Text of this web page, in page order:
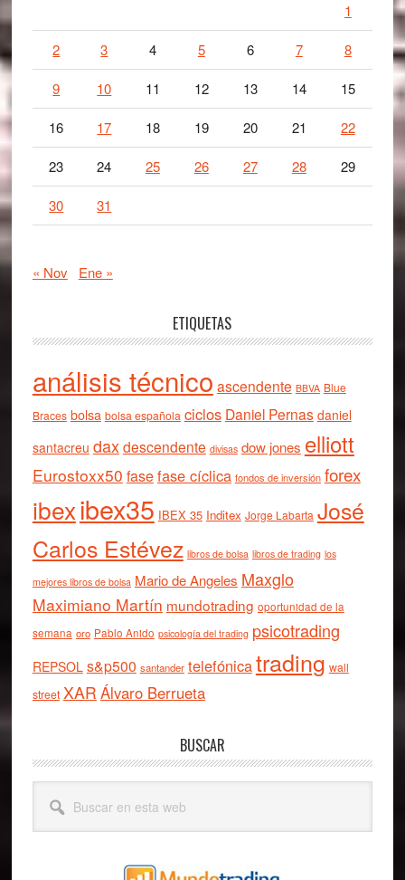
1
2 3 4 5 6 7 8
9 10 11 12 13 14 15
16 17 18 19 20 21 22
23 24 25 26 27 28 29
30 31
« Nov Ene »
ETIQUETAS
análisis técnico ascendente BBVA Blue
Braces bolsa bolsa española ciclos Daniel Pernas daniel
santacreu daxdescendente divisas dow jones elliott
Eurostoxx50 fasefase cíclica fondos de inversión forex
ibexibex35 IBEX 35 Inditex Jorge Labarta José
Carlos Estévez libros de bolsa libros de trading los
mejores libros de bolsa Mario de Angeles Maxglo
Maximiano Martín mundotrading oportunidad de la
semana oro Pablo Anido psicología del trading psicotrading
REPSOL s&p500 santander telefónicatrading wall
street XAR Álvaro Berrueta
BUSCAR
esta